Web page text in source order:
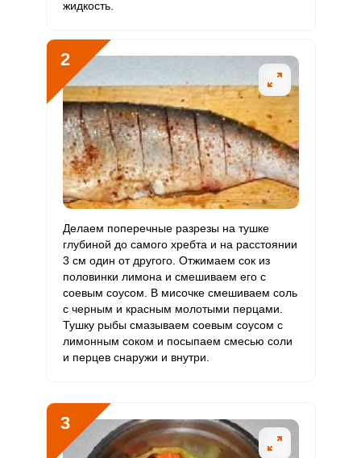
Витамин
Витамин
РР
451.3 мг 20 мг 127.9 376.1
Калий 4448.5 мг 2500 мг 10.1 29.7
Кальций 331.7 мг 1000 мг 5.5
Кремний 98.4 мг 30 мг 18.6 54.7
Магний 463.8 мг 400 мг 6.6 19.3
5506.8 мг
Хлор
Алюминий1265.6 мкг 30 мкг 239.1 703.1
жидкость.
2
Делаем поперечные разрезы на тушке
глубиной до самого хребта и на расстоянии
3 см один от другого. Отжимаем сок из
половинки лимона и смешиваем его с
соевым соусом. В мисочке смешиваем соль
с черным и красным молотыми перцами.
Тушку рыбы смазываем соевым соусом с
лимонным соком и посыпаем смесью соли
и перцев снаружи и внутри.
3